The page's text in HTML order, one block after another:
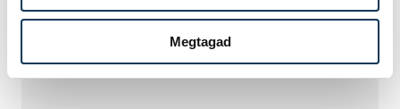
Megtagad